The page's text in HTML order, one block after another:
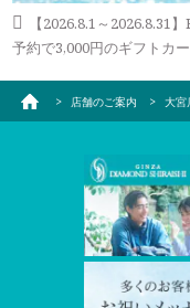
【2026.8.1～2026.8.31
予約で3,000円のギフトカ
店舗のご案内 大宮